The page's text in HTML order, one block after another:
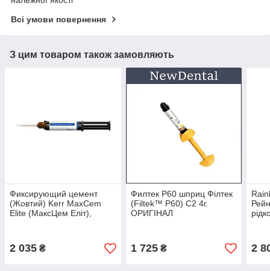
Всі умови повернення
З цим товаром також замовляють
Фиксирующий цемент
(Жовтий) Kerr MaxCem
Elite (МаксЦем Еліт),
2 035 ₴
Филтек Р60 шприц Філтек
(Filtek™ Р60) С2 4г.
ОРИГІНАЛ
1 725₴ 2